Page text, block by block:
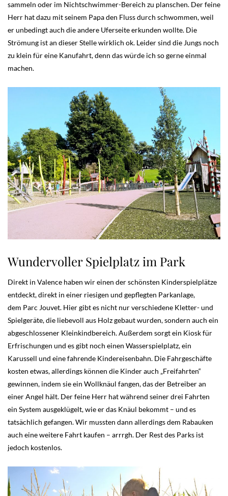
sammeln oder im Nichtschwimmer-Bereich zu planschen. Der feine
Herr hat dazu mit seinem Papa den Fluss durch schwommen, weil
er unbedingt auch die andere Uferseite erkunden wollte. Die
Strömung ist an dieser Stelle wirklich ok. Leider sind die Jungs noch
zu klein für eine Kanufahrt, denn das würde ich so gerne einmal
machen.
Wundervoller Spielplatz im Park
Direkt in Valence haben wir einen der schönsten Kinderspielplätze
entdeckt, direkt in einer riesigen und gepflegten Parkanlage,
dem Parc Jouvet. Hier gibt es nicht nur verschiedene Kletter- und
Spielgeräte, die liebevoll aus Holz gebaut wurden, sondern auch ein
abgeschlossener Kleinkindbereich. Außerdem sorgt ein Kiosk für
Erfrischungen und es gibt noch einen Wasserspielplatz, ein
Karussell und eine fahrende Kindereisenbahn. Die Fahrgeschäfte
kosten etwas, allerdings können die Kinder auch „Freifahrten“
gewinnen, indem sie ein Wollknäul fangen, das der Betreiber an
einer Angel hält. Der feine Herr hat während seiner drei Fahrten
ein System ausgeklügelt, wie er das Knäul bekommt – und es
tatsächlich gefangen. Wir mussten dann allerdings dem Rabauken
auch eine weitere Fahrt kaufen – arrrgh. Der Rest des Parks ist
jedoch kostenlos.